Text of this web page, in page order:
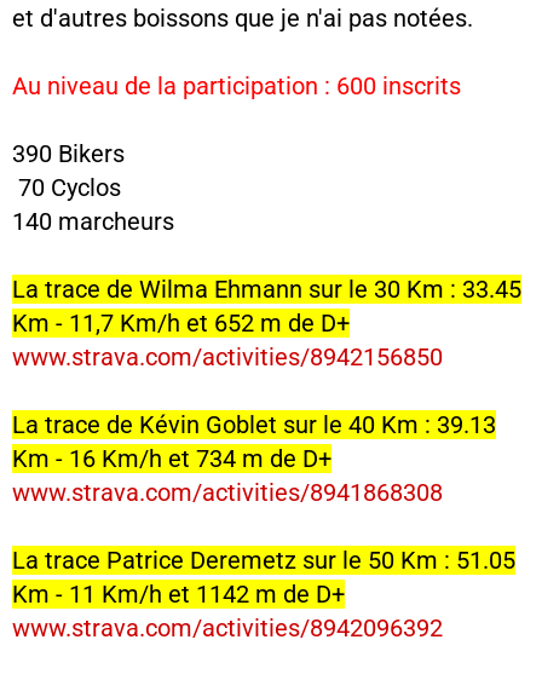
et d'autres boissons que je n'ai pas notées.
Au niveau de la participation : 600 inscrits
390 Bikers
70 Cyclos
140 marcheurs
La trace de Wilma Ehmann sur le 30 Km : 33.45
Km - 11,7 Km/h et 652 m de D+
www.strava.com/activities/8942156850
La trace de Kévin Goblet sur le 40 Km : 39.13
Km - 16 Km/h et 734 m de D+
www.strava.com/activities/8941868308
La trace Patrice Deremetz sur le 50 Km : 51.05
Km - 11 Km/h et 1142 m de D+
www.strava.com/activities/8942096392